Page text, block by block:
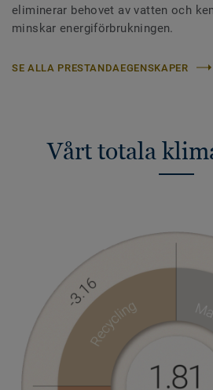
eliminerar behovet av vatten och
minskar energiförbrukningen.
SE ALLA PRESTANDAEGENSKAPER
Vårt totala